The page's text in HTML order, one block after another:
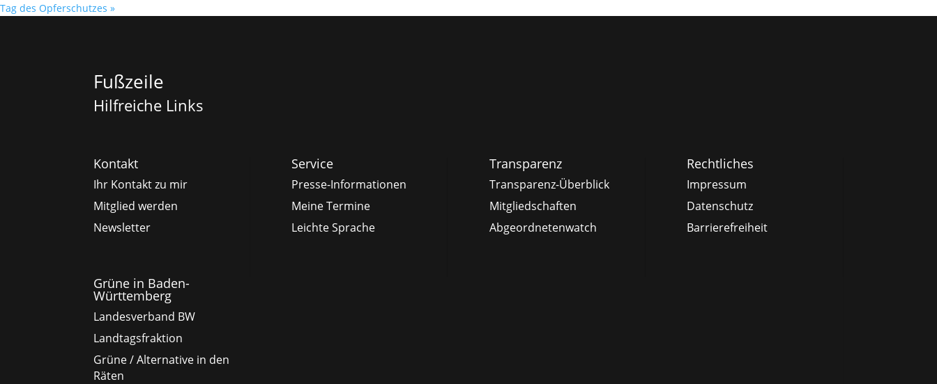
Tag des Opferschutzes »
Fußzeile
Hilfreiche Links
Kontakt
Ihr Kontakt zu mir
Mitglied werden
Newsletter
Service
Presse-Informationen
Meine Termine
Leichte Sprache
Transparenz
Transparenz-Überblick
Mitgliedschaften
Abgeordnetenwatch
Rechtliches
Impressum
Datenschutz
Barrierefreiheit
Grüne in Baden-
Württemberg
Landesverband BW
Landtagsfraktion
Grüne / Alternative in den
Räten